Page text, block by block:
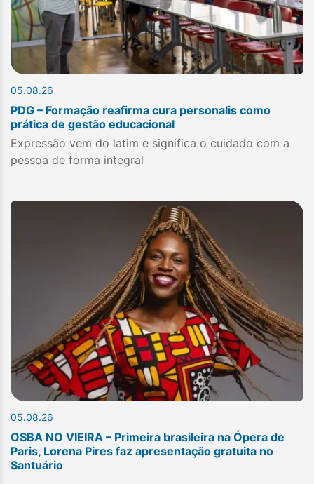
05.08.26
PDG – Formação reafirma cura personalis como
prática de gestão educacional
Expressão vem do latim e significa o cuidado com a
pessoa de forma integral
05.08.26
OSBA NO VIEIRA – Primeira brasileira na Ópera de
Paris, Lorena Pires faz apresentação gratuita no
Santuário